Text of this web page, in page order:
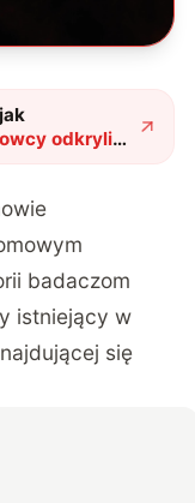
odkryli
poza
badaczom
istniejący w
się